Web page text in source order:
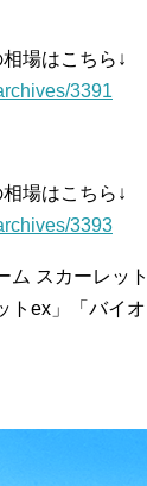
場はこちら↓
3391
場はこちら↓
3393
ム スカーレ
トex」「バイ